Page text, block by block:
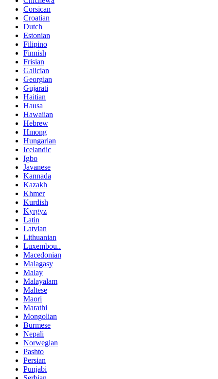
Corsican
Croatian
Dutch
Estonian
Filipino
Finnish
Frisian
Galician
Georgian
Gujarati
Haitian
Hausa
Hawaiian
Hebrew
Hmong
Hungarian
Icelandic
Igbo
Javanese
Kannada
Kazakh
Khmer
Kurdish
Kyrgyz
Latin
Latvian
Lithuanian
Luxembou..
Macedonian
Malagasy
Malay
Malayalam
Maltese
Maori
Marathi
Mongolian
Burmese
Nepali
Norwegian
Pashto
Persian
Punjabi